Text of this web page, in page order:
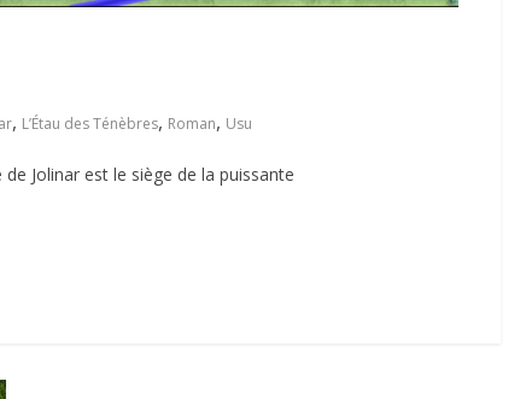
, L’Étau des Ténèbres, Roman, Usu
Jolinar est le siège de la puissante